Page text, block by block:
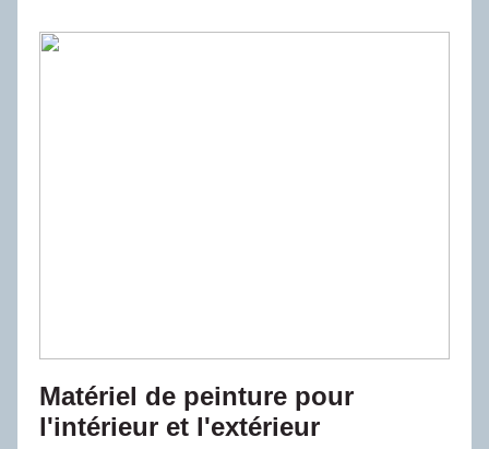
Matériel de peinture pour
l'intérieur et l'extérieur